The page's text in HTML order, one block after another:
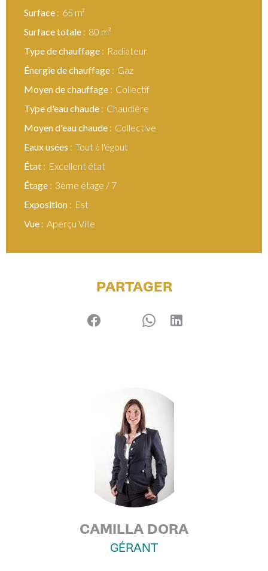
Surface
65 m²
Surface totale
80 m²
Type de chauffage
Radiateur
Énergie de chauffage
Gaz
Moyen de chauffage
Collectif
Type d'eau chaude
Chaudière
Moyen d'eau chaude
Collective
Eaux usées
Tout à l'égout
État
Excellent état
Étage
3ème étage / 7
Exposition
Est
Vue
Aperçu Ville
PARTAGER
CAMILLA DORA
GÉRANT